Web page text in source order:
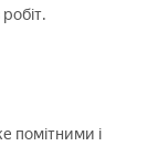
помітними і